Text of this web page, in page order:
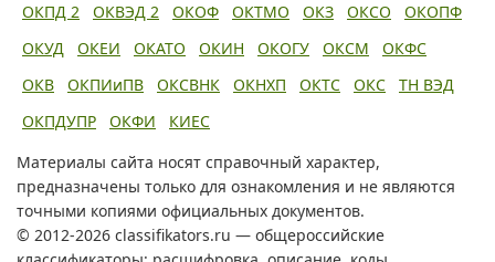
ОКПД 2 ОКВЭД 2 ОКОФ ОКТМО ОКЗ ОКСО
ОКОПФ
ОКУД
ОКЕИ ОКАТО ОКИН ОКОГУ ОКСМ
ОКФС
ОКВ
ОКПИиПВ ОКСВНК ОКНХП ОКТС ОКС
ТН ВЭД
ОКПДУПР
ОКФИ
КИЕС
Материалы сайта носят справочный характер,
предназначены только для ознакомления и не являются
точными копиями официальных документов.
© 2012-2026 classifikators.ru — общероссийские